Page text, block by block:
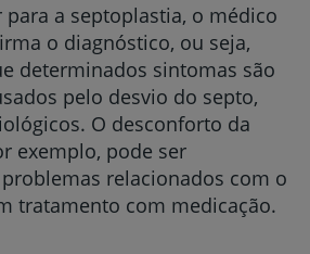
para a septoplastia, o médico
o diagnóstico, ou seja,
determinados sintomas são
pelo desvio do septo,
O desconforto da
exemplo, pode ser
relacionados com o
tratamento com medicação.